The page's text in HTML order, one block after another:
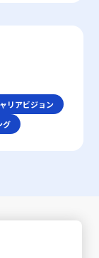
論理的に
上し、結
より効果
シンプルに
ーションの
た上で、
とともに
ケースに
ったか、
なりま
」で成功
に定義し、
できる柔軟
ります。
が続きま
ては、自
なりま
本戦略が
です。他
は選択に
性を保持し
れや生産
す。この
ものではな
言えます。
（注
が完了しな
、そして
ます。こ
リアビジョン
グ